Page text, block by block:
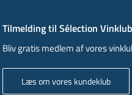
Tilmelding til Sélection Vinklub
Bliv gratis medlem af vores
Læs om vores kundeklub